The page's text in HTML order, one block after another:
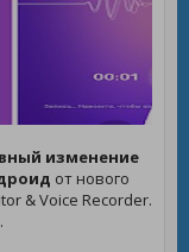
изменение
от нового
& Voice Recorder.